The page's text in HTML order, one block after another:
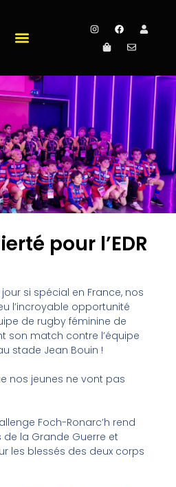
pour l’EDR
jour si spécial en France, nos
l’incroyable opportunité
de rugby féminine de
son match contre l’équipe
stade Jean Bouin !
nos jeunes ne vont pas
Foch-Ronarc’h rend
la Grande Guerre et
les blessés des deux corps